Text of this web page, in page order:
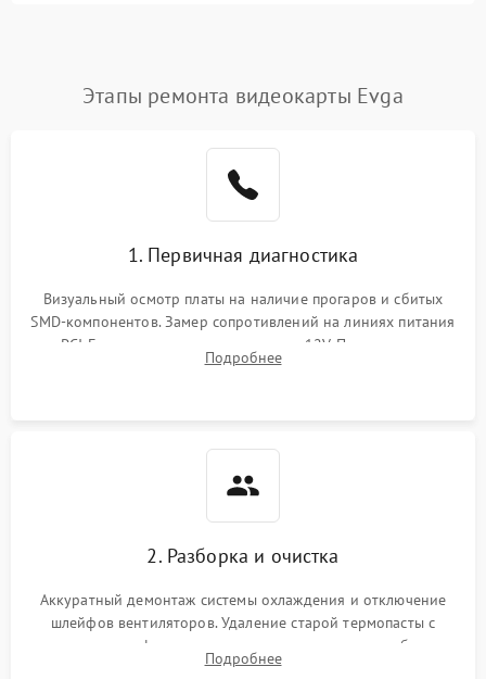
Этапы ремонта видеокарты Evga
1. Первичная диагностика
Визуальный осмотр платы на наличие прогаров и сбитых
SMD-компонентов. Замер сопротивлений на линиях питания
PCI-E и дополнительных разъемах 12V. Проверка на
короткое замыкание основных дросселей питания GPU и
Подробнее
2. Разборка и очистка
Аккуратный демонтаж системы охлаждения и отключение
шлейфов вентиляторов. Удаление старой термопасты с
кристалла графического чипа и термопрокладок с банок
памяти и зоны VRM. Очистка платы от пыли и окислов.
Подробнее